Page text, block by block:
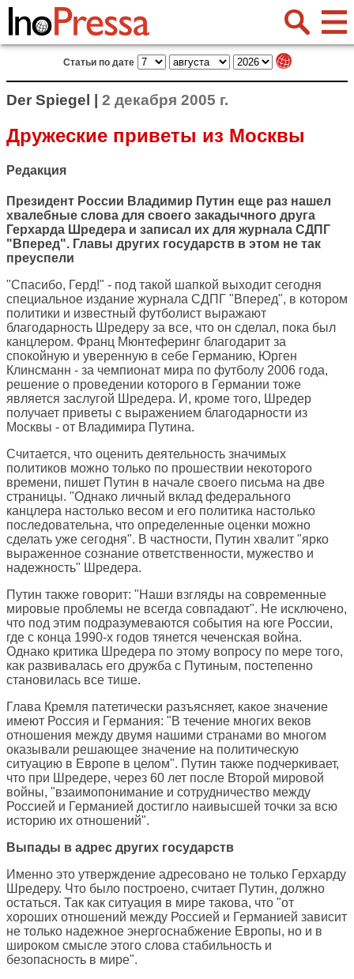
Статьи по дате
Der Spiegel | 2 декабря 2005 г.
Дружеские приветы из Москвы
Редакция
Президент России Владимир Путин еще раз нашел
хвалебные слова для своего закадычного друга
Герхарда Шредера и записал их для журнала СДПГ
"Вперед". Главы других государств в этом не так
преуспели
"Спасибо, Герд!" - под такой шапкой выходит сегодня
специальное издание журнала СДПГ "Вперед", в котором
политики и известный футболист выражают
благодарность Шредеру за все, что он сделал, пока был
канцлером. Франц Мюнтеферинг благодарит за
спокойную и уверенную в себе Германию, Юрген
Клинсманн - за чемпионат мира по футболу 2006 года,
решение о проведении которого в Германии тоже
является заслугой Шредера. И, кроме того, Шредер
получает приветы с выражением благодарности из
Москвы - от Владимира Путина.
Считается, что оценить деятельность значимых
политиков можно только по прошествии некоторого
времени, пишет Путин в начале своего письма на две
страницы. "Однако личный вклад федерального
канцлера настолько весом и его политика настолько
последовательна, что определенные оценки можно
сделать уже сегодня". В частности, Путин хвалит "ярко
выраженное сознание ответственности, мужество и
надежность" Шредера.
Путин также говорит: "Наши взгляды на современные
мировые проблемы не всегда совпадают". Не исключено,
что под этим подразумеваются события на юге России,
где с конца 1990-х годов тянется чеченская война.
Однако критика Шредера по этому вопросу по мере того,
как развивалась его дружба с Путиным, постепенно
становилась все тише.
Глава Кремля патетически разъясняет, какое значение
имеют Россия и Германия: "В течение многих веков
отношения между двумя нашими странами во многом
оказывали решающее значение на политическую
ситуацию в Европе в целом". Путин также подчеркивает,
что при Шредере, через 60 лет после Второй мировой
войны, "взаимопонимание и сотрудничество между
Россией и Германией достигло наивысшей точки за всю
историю их отношений".
Выпады в адрес других государств
Именно это утверждение адресовано не только Герхарду
Шредеру. Что было построено, считает Путин, должно
остаться. Так как ситуация в мире такова, что "от
хороших отношений между Россией и Германией зависит
не только надежное энергоснабжение Европы, но и в
широком смысле этого слова стабильность и
безопасность в мире".